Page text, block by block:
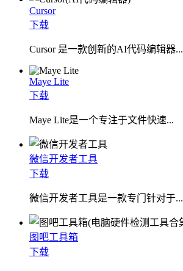
Cursor
下载
Cursor 是一款创新的AI代码编辑器...
Maye Lite
下载
​Maye Lite是一个专注于文件快速...
微信开发者工具
下载
微信开发者工具是一款专门针对于...
图吧工具箱
下载